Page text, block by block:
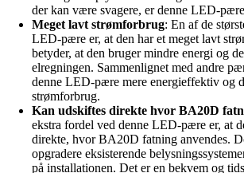
der kan være svagere, er denne LED-
Meget lavt strømforbrug: En af de
LED-pære er, at den har et meget lavt
betyder, at den bruger mindre energi og
elregningen. Sammenlignet med andre
denne LED-pære mere energieffektiv og
strømforbrug.
Kan udskiftes direkte hvor BA20D
ekstra fordel ved denne LED-pære er, at
direkte, hvor BA20D fatning anvendes.
opgradere eksisterende
på installationen. Det er en bekvem og